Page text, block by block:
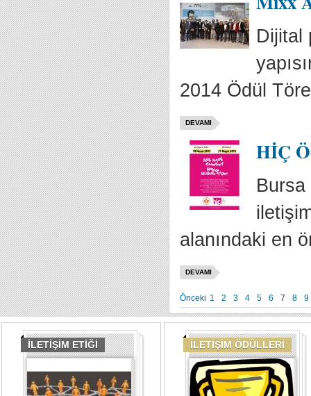
Dijital
2014 Ödül
DEVAMI
HİÇ
Bursa
alanındaki en
DEVAMI
Önceki 1 2 3 4 5 6 7 8 9
İLETİŞİM ETİĞİ İLETİŞİM ÖDÜLLERİ